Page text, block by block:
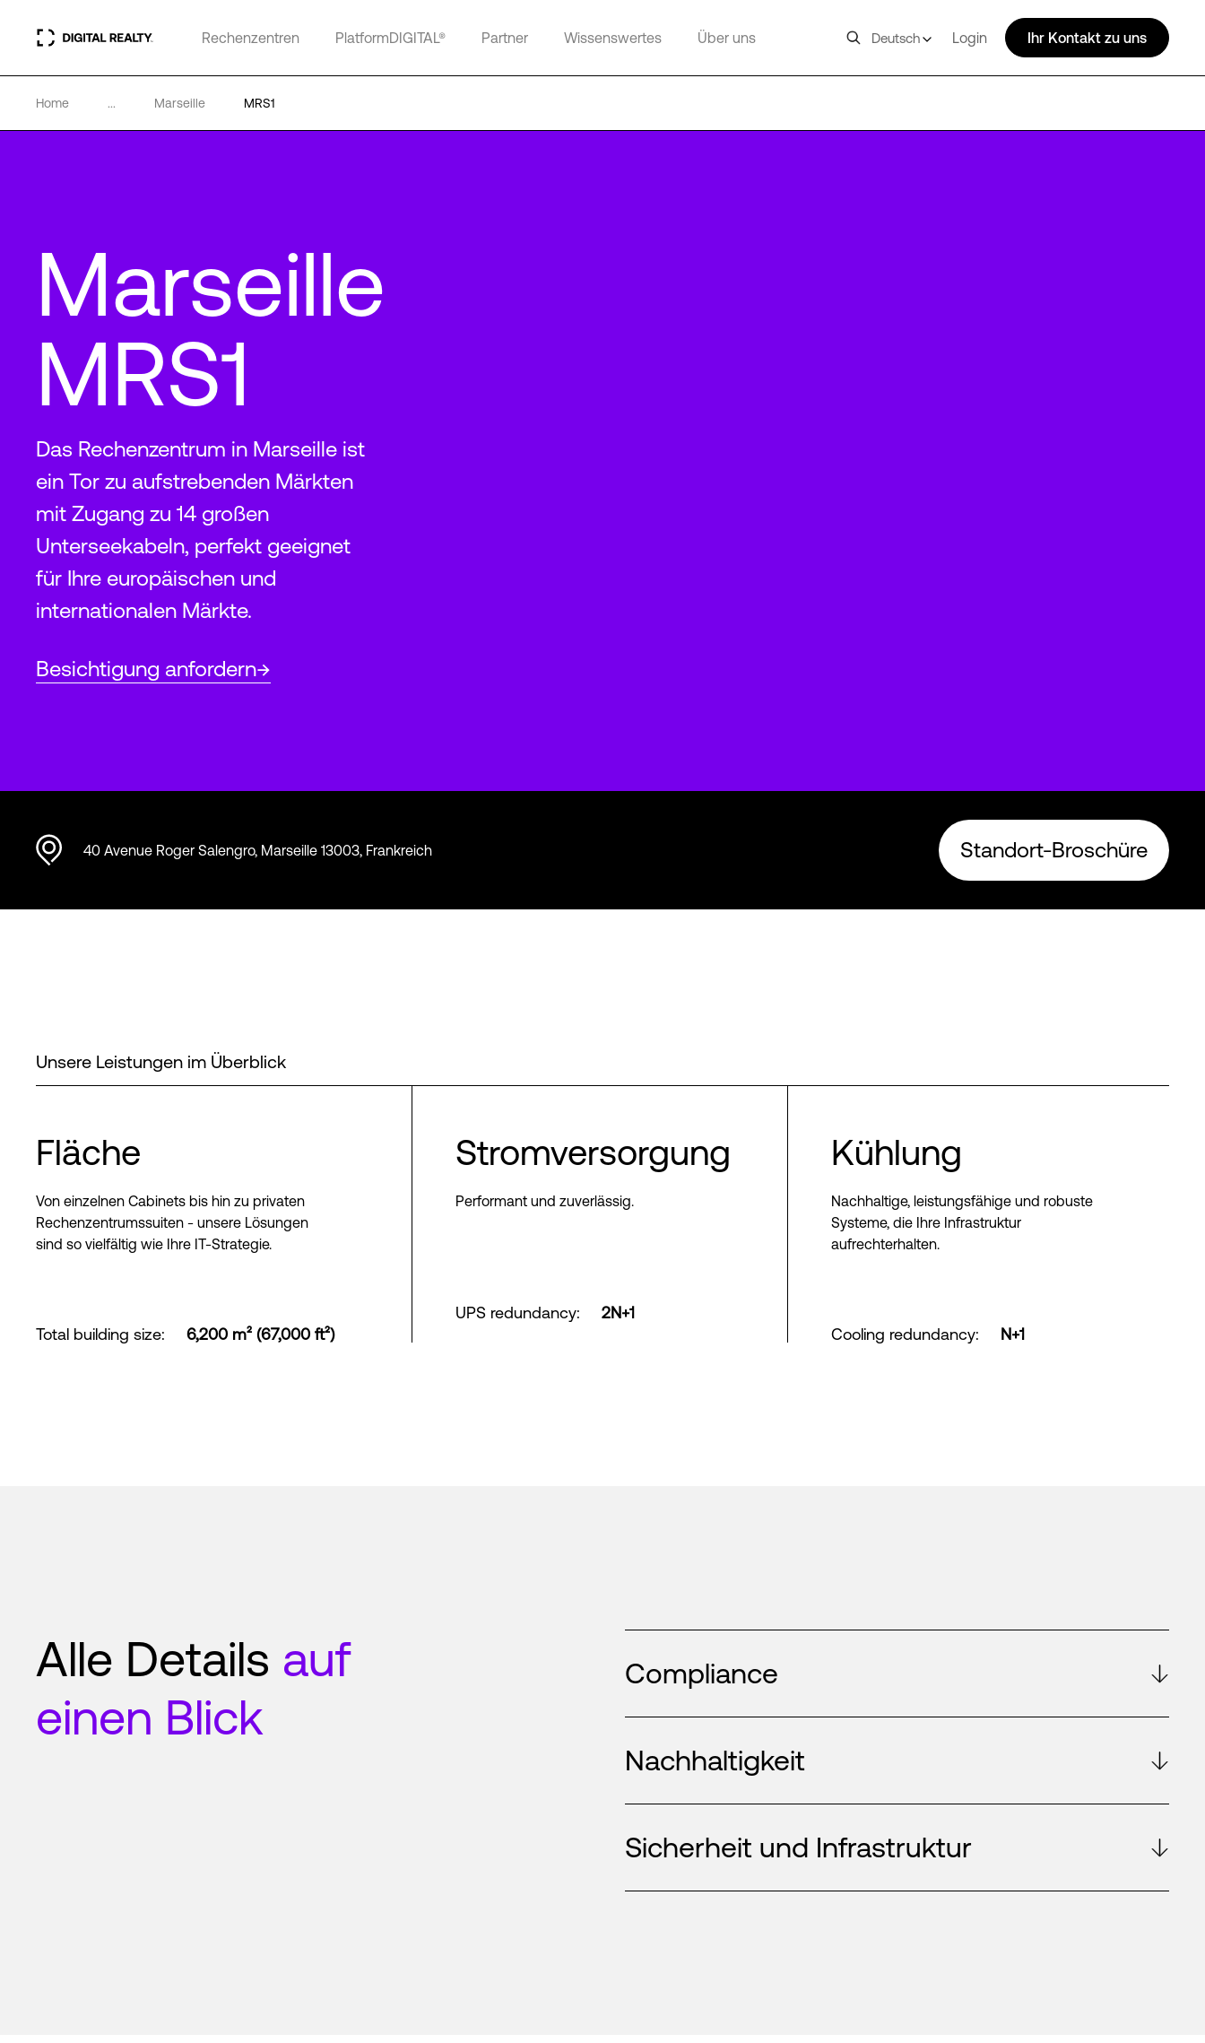
Rechenzentren PlatformDIGITAL® Partner Wissenswertes Über uns Deutsch Login Ihr Kontakt zu uns
Home ... Marseille MRS1
Marseille
MRS1
Das Rechenzentrum in Marseille ist
ein Tor zu aufstrebenden Märkten
mit Zugang zu 14 großen
Unterseekabeln, perfekt geeignet
für Ihre europäischen und
internationalen Märkte.
Besichtigung anfordern
MRS1
40 Avenue Roger Salengro, Marseille 13003, Frankreich Standort-Broschüre
Unsere Leistungen im Überblick
Fläche
Von einzelnen Cabinets bis hin zu privaten
Rechenzentrumssuiten - unsere Lösungen
sind so vielfältig wie Ihre IT-Strategie.
Total building size: 6,200 m² (67,000 ft²)
Stromversorgung
Performant und zuverlässig.
UPS redundancy: 2N+1
Kühlung
Nachhaltige, leistungsfähige und robuste
Systeme, die Ihre Infrastruktur
aufrechterhalten.
Cooling redundancy: N+1
Alle Details auf
einen Blick
Compliance
Nachhaltigkeit
Sicherheit und Infrastruktur